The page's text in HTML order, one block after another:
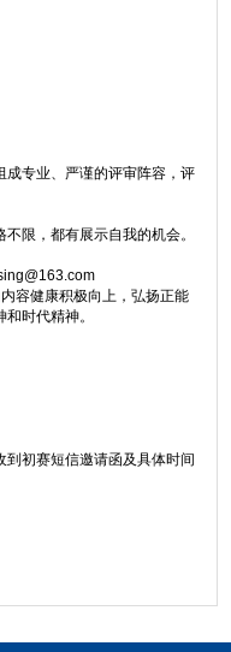
成专业、严谨的评审阵容，评
限，都有展示自我的机会。
容健康积极向上，弘扬正能
时代精神。
初赛短信邀请函及具体时间